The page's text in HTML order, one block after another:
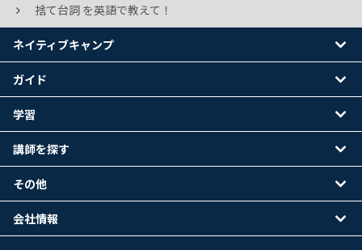
捨て台詞 を英語で教えて！
ネイティブキャンプ
ガイド
学習
講師を探す
その他
会社情報